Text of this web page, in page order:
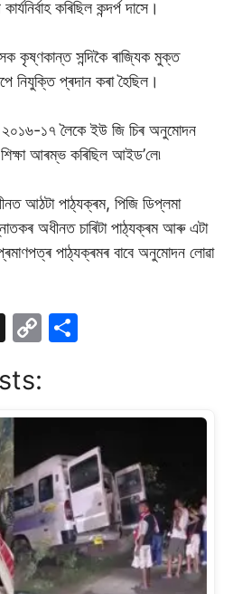
কৰিছিল কন্দৰ্প দাসে।
কৃষ্ণকান্ত সন্দিকৈ ৰাজ্যিক মুক্ত
নিযুক্তি প্ৰদান কৰা হৈছিল।
১৭ লৈকে ইউ জি চিৰ অনুমোদন
আৰম্ভ কৰিছিল আইড’লে৷
আঠটা পাঠ্যক্ৰম, পিজি ডিপ্লমা
অধীনত চাৰিটা পাঠ্যক্ৰম আৰু এটা
পাঠ্যক্ৰমৰ বাবে অনুমোদন লোৱা
X
C
y
n
k
e